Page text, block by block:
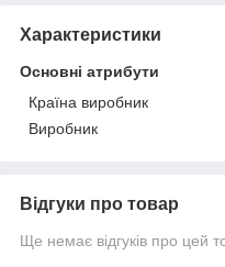
Характеристики
Основні атрибути
Країна виробник
Виробник
Відгуки про товар
Ще немає відгуків про цей